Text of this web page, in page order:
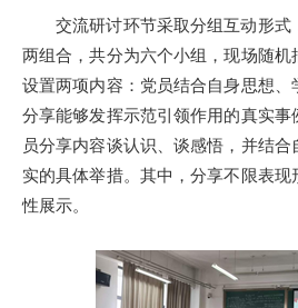
交流研讨环节采取分组互动形
两组合，共分为六个小组，现场随
设置两项内容：党员结合自身思想、
分享能够发挥示范引领作用的真实
员分享内容谈认识、谈感悟，并结
实的具体举措。其中，分享不限表
性展示。